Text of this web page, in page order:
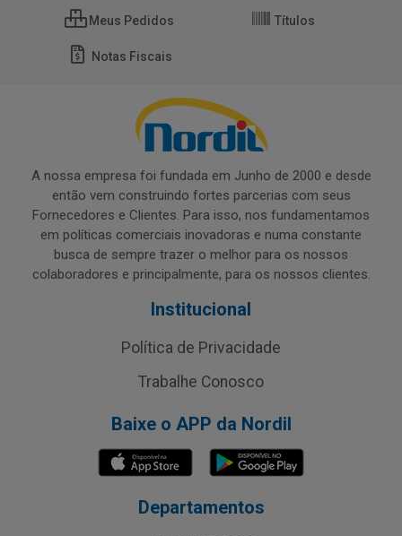
Meus Pedidos Títulos
Notas Fiscais
A nossa empresa foi fundada em Junho de 2000 e desde
então vem construindo fortes parcerias com seus
Fornecedores e Clientes. Para isso, nos fundamentamos
em políticas comerciais inovadoras e numa constante
busca de sempre trazer o melhor para os nossos
colaboradores e principalmente, para os nossos clientes.
Institucional
Política de Privacidade
Trabalhe Conosco
Baixe o APP da Nordil
Departamentos